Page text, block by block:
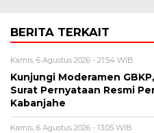
BERITA TERKAIT
Kamis, 6 Agustus 2026 - 21:54 WIB
Kunjungi Moderamen
Surat Pernyataan Resmi
Kabanjahe
Kamis, 6 Agustus 2026 - 13:05 WIB